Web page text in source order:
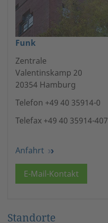
Funk
Zentrale
Valentinskamp 20
20354 Hamburg
Telefon +49 40 35914-0
Telefax +49 40 35914-407
Anfahrt
E-Mail-Kontakt
Standorte